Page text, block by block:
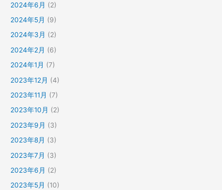
2024年6月 (2)
2024年5月 (9)
2024年3月 (2)
2024年2月 (6)
2024年1月 (7)
2023年12月 (4)
2023年11月 (7)
2023年10月 (2)
2023年9月 (3)
2023年8月 (3)
2023年7月 (3)
2023年6月 (2)
2023年5月 (10)